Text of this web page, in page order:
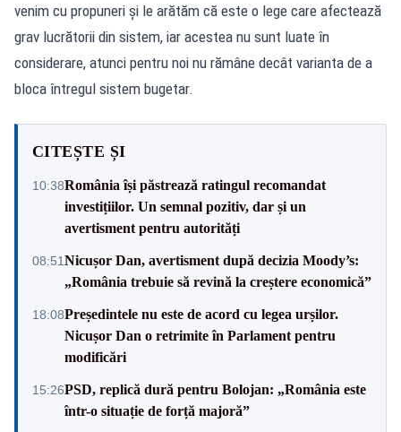
venim cu propuneri și le arătăm că este o lege care afectează
grav lucrătorii din sistem, iar acestea nu sunt luate în
considerare, atunci pentru noi nu rămâne decât varianta de a
bloca întregul sistem bugetar.
CITEȘTE ȘI
10:38România își păstrează ratingul recomandat
investițiilor. Un semnal pozitiv, dar și un
avertisment pentru autorități
08:51Nicușor Dan, avertisment după decizia Moody’s:
„România trebuie să revină la creștere economică”
18:08Președintele nu este de acord cu legea urșilor.
Nicușor Dan o retrimite în Parlament pentru
modificări
15:26PSD, replică dură pentru Bolojan: „România este
într-o situație de forță majoră”